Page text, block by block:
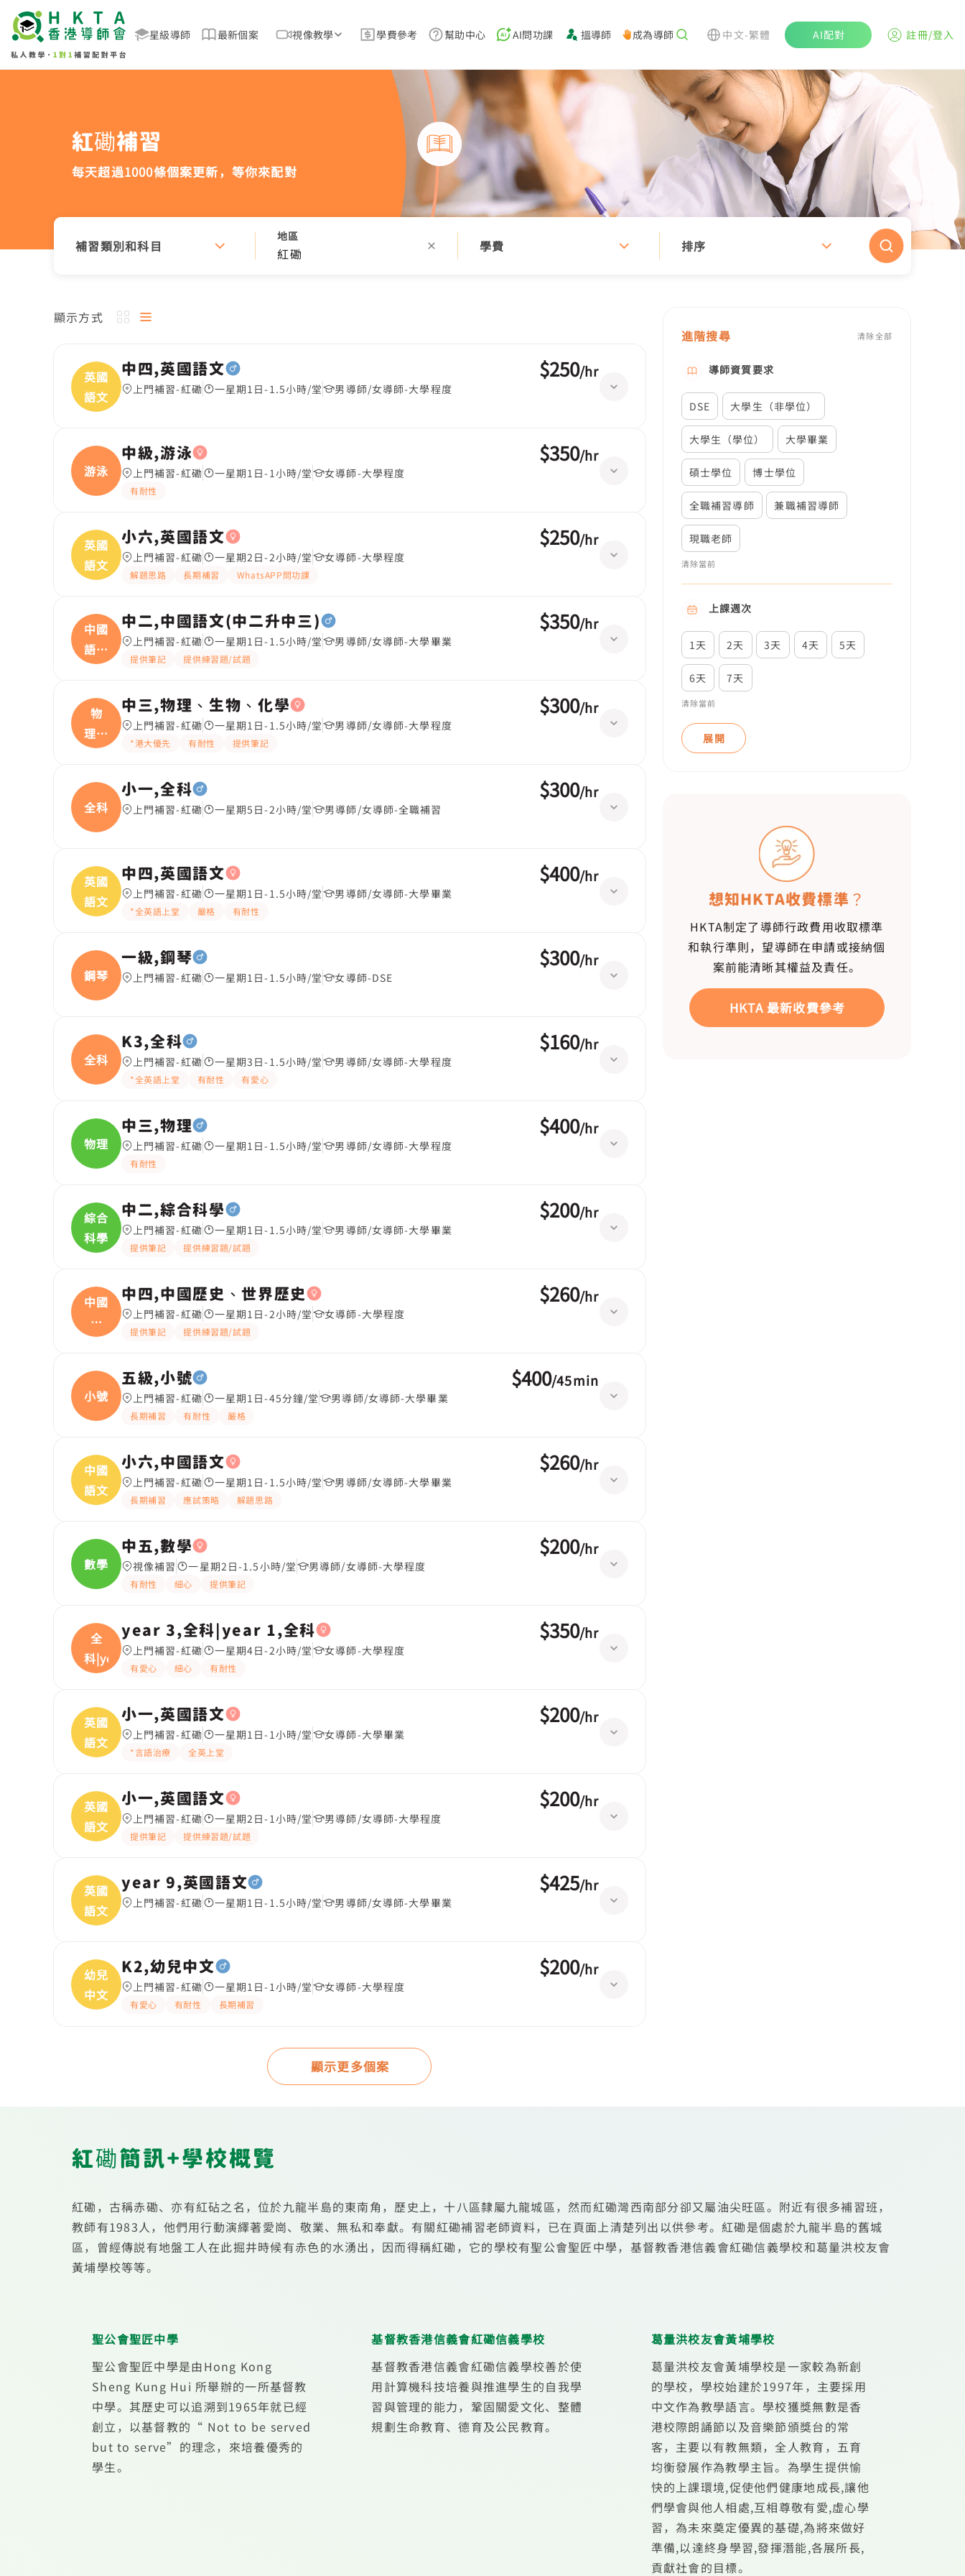
星級導師 最新個案 視像教學 學費參考 幫助中心 AI問功課 搵導師 成為導師 中文-繁體 AI配對 註冊/登入
紅磡補習
每天超過1000條個案更新， 等你來配對
補習類別和科目
地區
紅磡 學費 排序
顯示方式
英國
語文
中四,英國語文
上門補習-紅磡 一星期1日-1.5小時/堂 男導師/女導師-大學程度
$250/hr
游泳
中級,游泳
上門補習-紅磡 一星期1日-1小時/堂 女導師-大學程度
有耐性
$350/hr
英國
語文
小六,英國語文
上門補習-紅磡 一星期2日-2小時/堂 女導師-大學程度
解題思路 長期補習 WhatsAPP問功課
$250/hr
中國
語文
(
中二,中國語文(中二升中三)
上門補習-紅磡 一星期1日-1.5小時/堂 男導師/女導師-大學畢業
提供筆記 提供練習題/試題
$350/hr
物
理、
生物
中三,物理、生物、化學
上門補習-紅磡 一星期1日-1.5小時/堂 男導師/女導師-大學程度
*港大優先 有耐性 提供筆記
$300/hr
全科
小一,全科
上門補習-紅磡 一星期5日-2小時/堂 男導師/女導師-全職補習
$300/hr
英國
語文
中四,英國語文
上門補習-紅磡 一星期1日-1.5小時/堂 男導師/女導師-大學畢業
*全英語上堂 嚴格 有耐性
$400/hr
鋼琴
一級,鋼琴
上門補習-紅磡 一星期1日-1.5小時/堂 女導師-DSE
$300/hr
全科
K3,全科
上門補習-紅磡 一星期3日-1.5小時/堂 男導師/女導師-大學程度
*全英語上堂 有耐性 有愛心
$160/hr
物理
中三,物理
上門補習-紅磡 一星期1日-1.5小時/堂 男導師/女導師-大學程度
有耐性
$400/hr
綜合
科學
中二,綜合科學
上門補習-紅磡 一星期1日-1.5小時/堂 男導師/女導師-大學畢業
提供筆記 提供練習題/試題
$200/hr
中國
歷
史、
中四,中國歷史、世界歷史
上門補習-紅磡 一星期1日-2小時/堂 女導師-大學程度
提供筆記 提供練習題/試題
$260/hr
小號
五級,小號
上門補習-紅磡 一星期1日-45分鐘/堂 男導師/女導師-大學畢業
長期補習 有耐性 嚴格
$400/45min
中國
語文
小六,中國語文
上門補習-紅磡 一星期1日-1.5小時/堂 男導師/女導師-大學畢業
長期補習 應試策略 解題思路
$260/hr
數學
中五,數學
視像補習 一星期2日-1.5小時/堂 男導師/女導師-大學程度
有耐性 細心 提供筆記
$200/hr
全
科|ye
year 3,全科|year 1,全科
上門補習-紅磡 一星期4日-2小時/堂 女導師-大學程度
有愛心 細心 有耐性
$350/hr
英國
語文
小一,英國語文
上門補習-紅磡 一星期1日-1小時/堂 女導師-大學畢業
*言語治療 全英上堂
$200/hr
英國
語文
小一,英國語文
上門補習-紅磡 一星期2日-1小時/堂 男導師/女導師-大學程度
提供筆記 提供練習題/試題
$200/hr
英國
語文
year 9,英國語文
上門補習-紅磡 一星期1日-1.5小時/堂 男導師/女導師-大學畢業
$425/hr
幼兒
中文
K2,幼兒中文
上門補習-紅磡 一星期1日-1小時/堂 女導師-大學程度
有愛心 有耐性 長期補習
$200/hr
顯示更多個案
進階搜尋 清除全部
導師資質要求
DSE 大學生（非學位）
大學生（學位） 大學畢業
碩士學位 博士學位
全職補習導師 兼職補習導師
現職老師
清除當前
上課週次
1天 2天 3天 4天 5天
6天 7天
清除當前
展開
想知HKTA收費標準？
HKTA制定了導師行政費用收取標準
和執行準則，望導師在申請或接納個
案前能清晰其權益及責任。
HKTA 最新收費參考
紅磡簡訊+學校概覽
紅磡，古稱赤磡、亦有紅砧之名，位於九龍半島的東南角，歷史上，十八區隸屬九龍城區，然而紅磡灣西南部分卻又屬油尖旺區。附近有很多補習班，
教師有1983人，他們用行動演繹著愛崗、敬業、無私和奉獻。有關紅磡補習老師資料，已在頁面上清楚列出以供參考。紅磡是個處於九龍半島的舊城
區，曾經傳説有地盤工人在此掘井時候有赤色的水湧出，因而得稱紅磡，它的學校有聖公會聖匠中學，基督教香港信義會紅磡信義學校和葛量洪校友會
黃埔學校等等。
聖公會聖匠中學
聖公會聖匠中學是由Hong Kong
Sheng Kung Hui 所舉辦的一所基督教
中學。其歷史可以追溯到1965年就已經
創立，以基督教的“ Not to be served
but to serve”的理念，來培養優秀的
學生。
基督教香港信義會紅磡信義學校
基督教香港信義會紅磡信義學校善於使
用計算機科技培養與推進學生的自我學
習與管理的能力，鞏固關愛文化、整體
規劃生命教育、德育及公民教育。
葛量洪校友會黃埔學校
葛量洪校友會黃埔學校是一家較為新創
的學校，學校始建於1997年，主要採用
中文作為教學語言。學校獲獎無數是香
港校際朗誦節以及音樂節頒獎台的常
客，主要以有教無類，全人教育，五育
均衡發展作為教學主旨。為學生提供愉
快的上課環境,促使他們健康地成長,讓他
們學會與他人相處,互相尊敬有愛,虛心學
習，為未來奠定優異的基礎,為將來做好
準備,以達終身學習,發揮潛能,各展所長,
貢獻社會的目標。